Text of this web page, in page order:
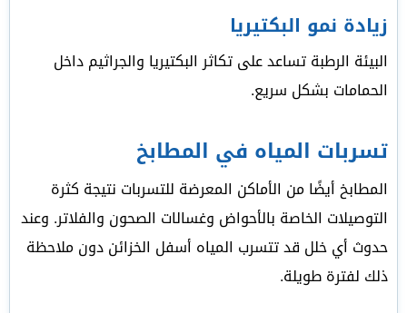
زيادة نمو البكتيريا
البيئة الرطبة تساعد على تكاثر البكتيريا والجراثيم داخل
الحمامات بشكل سريع.
تسربات المياه في المطابخ
المطابخ أيضًا من الأماكن المعرضة للتسربات نتيجة كثرة
التوصيلات الخاصة بالأحواض وغسالات الصحون والفلاتر. وعند
حدوث أي خلل قد تتسرب المياه أسفل الخزائن دون ملاحظة
ذلك لفترة طويلة.